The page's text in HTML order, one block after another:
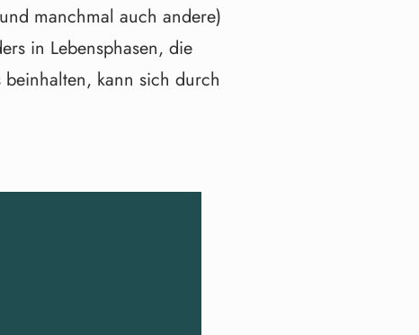
manchmal auch andere)
in Lebensphasen, die
kann sich durch